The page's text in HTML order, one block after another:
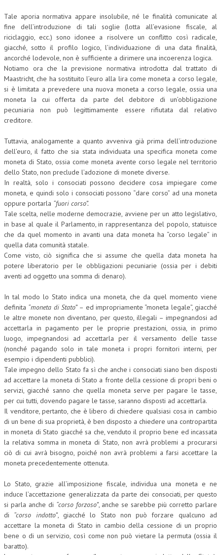
Tale aporia normativa appare insolubile, né le finalità comunicate al
fine dell’introduzione di tali soglie (lotta all’evasione fiscale, al
riciclaggio, ecc.) sono idonee a risolvere un conflitto così radicale,
giacché, sotto il profilo logico, l’individuazione di una data finalità,
ancorché lodevole, non è sufficiente a dirimere una incoerenza logica.
Notiamo ora che la previsione normativa introdotta dal trattato di
Maastricht, che ha sostituito l’euro alla lira come moneta a corso legale,
si è limitata a prevedere una nuova moneta a corso legale, ossia una
moneta la cui offerta da parte del debitore di un’obbligazione
pecuniaria non può legittimamente essere rifiutata dal relativo
creditore.
Tuttavia, analogamente a quanto avveniva già prima dell’introduzione
dell’euro, il fatto che sia stata individuata una specifica moneta come
moneta di Stato, ossia come moneta avente corso legale nel territorio
dello Stato, non preclude l’adozione di monete diverse.
In realtà, solo i consociati possono decidere cosa impiegare come
moneta, e quindi solo i consociati possono “dare corso” ad una moneta
oppure portarla “fuori corso”.
Tale scelta, nelle moderne democrazie, avviene per un atto legislativo,
in base al quale il Parlamento, in rappresentanza del popolo, statuisce
che da quel momento in avanti una data moneta ha “corso legale” in
quella data comunità statale.
Come visto, ciò significa che si assume che quella data moneta ha
potere liberatorio per le obbligazioni pecuniarie (ossia per i debiti
aventi ad oggetto una somma di denaro).
In tal modo lo Stato indica una moneta, che da quel momento viene
definita “moneta di Stato”– ed impropriamente “moneta legale”, giacché
le altre monete non diventano, per questo, illegali – impegnandosi ad
accettarla in pagamento per le proprie prestazioni, ossia, in primo
luogo, impegnandosi ad accettarla per il versamento delle tasse
(nonché pagando solo in tale moneta i propri fornitori interni, per
esempio i dipendenti pubblici).
Tale impegno dello Stato fa sì che anche i consociati siano ben disposti
ad accettare la moneta di Stato a fronte della cessione di propri beni o
servizi, giacché sanno che quella moneta serve per pagare le tasse,
per cui tutti, dovendo pagare le tasse, saranno disposti ad accettarla.
Il venditore, pertanto, che è libero di chiedere qualsiasi cosa in cambio
di un bene di sua proprietà, è ben disposto a chiedere una contropartita
in moneta di Stato giacché sa che, venduto il proprio bene ed incassata
la relativa somma in moneta di Stato, non avrà problemi a procurarsi
ciò di cui avrà bisogno, poiché non avrà problemi a farsi accettare la
moneta precedentemente ottenuta.
Lo Stato, grazie all’imposizione fiscale, individua una moneta e ne
induce l’accettazione generalizzata da parte dei consociati, per questo
si parla anche di “corso forzoso”, anche se sarebbe più corretto parlare
di “corso indotto”, giacché lo Stato non può forzare qualcuno ad
accettare la moneta di Stato in cambio della cessione di un proprio
bene o di un servizio, così come non può vietare la permuta (ossia il
baratto).